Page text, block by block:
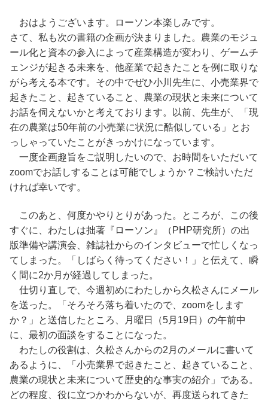
おはようございます。ローソン本楽しみです。
さて、私も次の書籍の企画が決まりました。農業のモジュ
ール化と資本の参入によって産業構造が変わり、ゲームチ
ェンジが起きる未来を、他産業で起きたことを例に取りな
がら考える本です。その中でぜひ小川先生に、小売業界で
起きたこと、起きていること、農業の現状と未来について
お話を伺えないかと考えております。以前、先生が、「現
在の農業は50年前の小売業に状況に酷似している」とお
っしゃっていたことがきっかけになっています。
一度企画趣旨をご説明したいので、お時間をいただいて
zoomでお話しすることは可能でしょうか？ご検討いただ
ければ幸いです。
このあと、何度かやりとりがあった。ところが、この後
すぐに、わたしは拙著『ローソン』（PHP研究所）の出
版準備や講演会、雑誌社からのインタビューで忙しくなっ
てしまった。「しばらく待ってください！」と伝えて、瞬
く間に2か月が経過してしまった。
仕切り直しで、今週初めにわたしから久松さんにメール
を送った。「そろそろ落ち着いたので、zoomをします
か？」と送信したところ、月曜日（5月19日）の午前中
に、最初の面談をすることになった。
わたしの役割は、久松さんからの2月のメールに書いて
あるように、「小売業界で起きたこと、起きていること、
農業の現状と未来について歴史的な事実の紹介」である。
どの程度、役に立つかわからないが、再度送られてきた